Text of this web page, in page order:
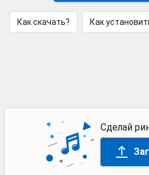
Как скачать? Как
Сделай